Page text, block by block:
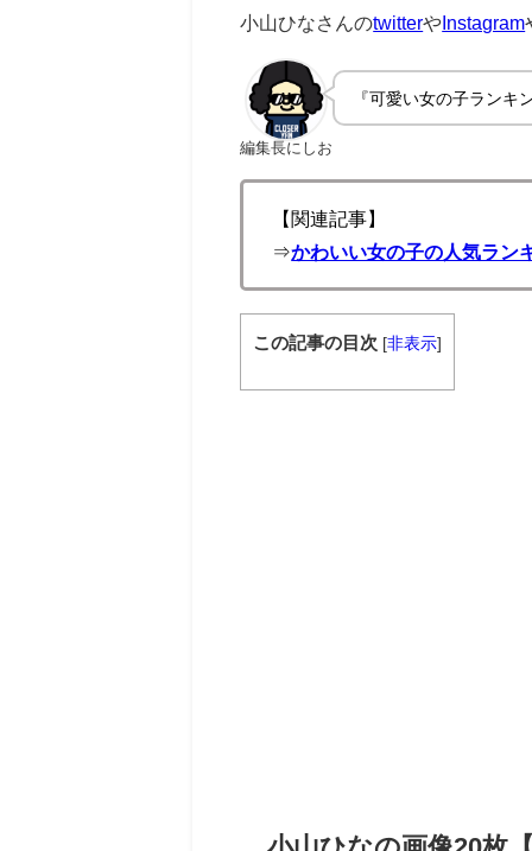
小山ひなさんのtwitterや Instagram
編集長にしお
『可愛い女の子ランキ
【関連記事】
⇒かわいい女の子の人気ラン
この記事の目次 [非表示]